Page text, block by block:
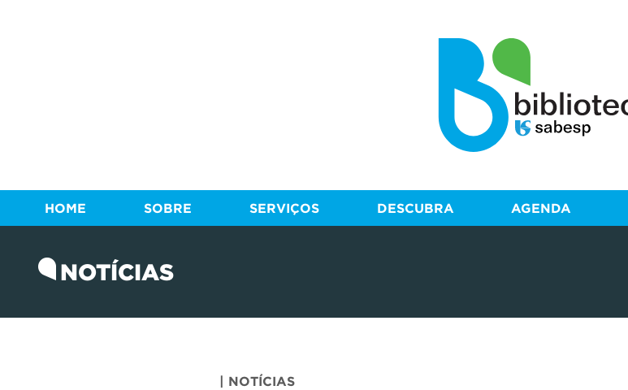
HOME SOBRE SERVIÇOS DESCUBRA AGENDA
NOTÍCIAS
| NOTÍCIAS